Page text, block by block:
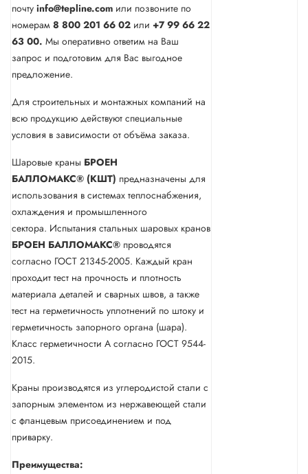
почту info@tepline.com или позвоните по
номерам 8 800 201 66 02 или +7 99 66 22
63 00. Мы оперативно ответим на Ваш
запрос и подготовим для Вас выгодное
предложение.
Для строительных и монтажных компаний на
всю продукцию действуют специальные
условия в зависимости от объёма заказа.
Шаровые краны БРОЕН
БАЛЛОМАКС® (КШТ) предназначены для
использования в системах теплоснабжения,
охлаждения и промышленного
сектора. Испытания стальных шаровых кранов
БРОЕН БАЛЛОМАКС® проводятся
согласно ГОСТ 21345-2005. Каждый кран
проходит тест на прочность и плотность
материала деталей и сварных швов, а также
тест на герметичность уплотнений по штоку и
герметичность запорного органа (шара).
Класс герметичности А согласно ГОСТ 9544-
2015.
Краны производятся из углеродистой стали с
запорным элементом из нержавеющей стали
с фланцевым присоединением и под
приварку.
Преимущества: